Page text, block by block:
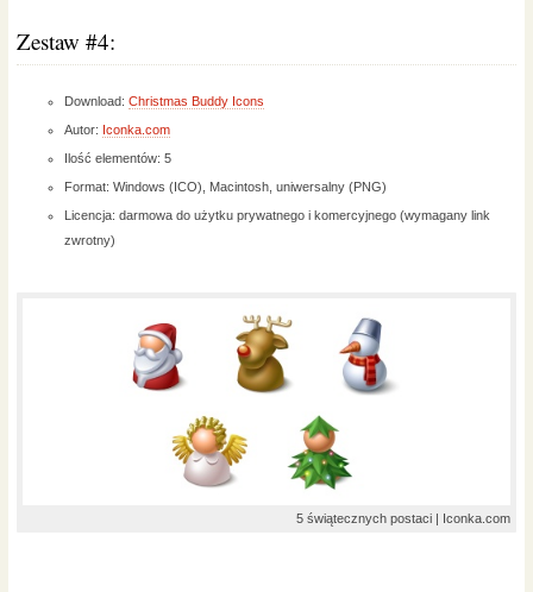
Zestaw #4:
Download: Christmas Buddy Icons
Autor: Iconka.com
Ilość elementów: 5
Format: Windows (ICO), Macintosh, uniwersalny (PNG)
Licencja: darmowa do użytku prywatnego i komercyjnego (wymagany link
zwrotny)
5 świątecznych postaci | Iconka.com